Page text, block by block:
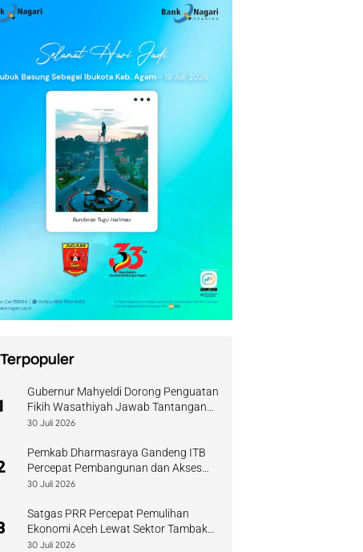
Terpopuler
Gubernur Mahyeldi Dorong Penguatan
Fikih Wasathiyah Jawab Tantangan
Keagamaan Kontemporer
30 Juli 2026
Pemkab Dharmasraya Gandeng ITB
Percepat Pembangunan dan Akses
Pendidikan
30 Juli 2026
Satgas PRR Percepat Pemulihan
Ekonomi Aceh Lewat Sektor Tambak
Kopi
30 Juli 2026